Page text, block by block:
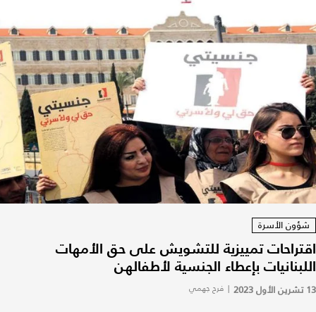
شؤون الأسرة
اقتراحات تمييزية للتشويش على حق الأمهات
اللبنانيات بإعطاء الجنسية لأطفالهن
13 تشرين الأول 2023 | فرح جهمي